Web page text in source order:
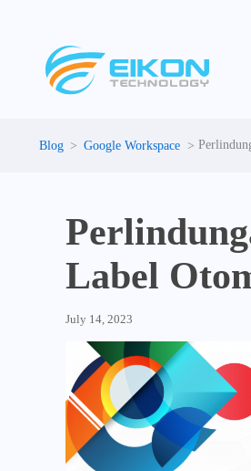
Google Workspace
Label
July 14, 2023